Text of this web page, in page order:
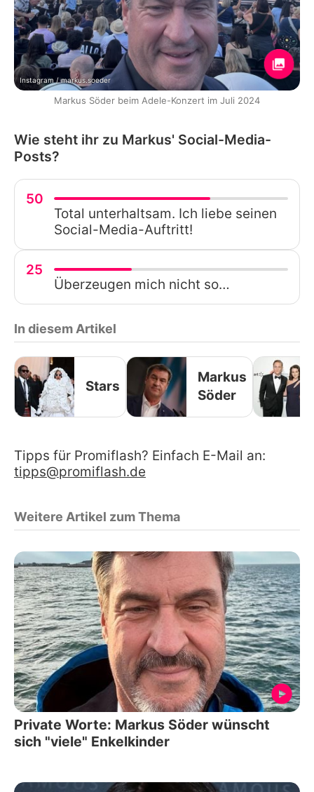
Instagram / markus.soeder
Markus Söder beim Adele-Konzert im Juli 2024
Wie steht ihr zu Markus' Social-Media-
Posts?
50
Total unterhaltsam. Ich liebe seinen
Social-Media-Auftritt!
25
Überzeugen mich nicht so…
In diesem Artikel
Stars
Markus
Söder
Tipps für Promiflash? Einfach E-Mail an:
tipps@promiflash.de
Weitere Artikel zum Thema
Private Worte: Markus Söder wünscht
sich "viele" Enkelkinder